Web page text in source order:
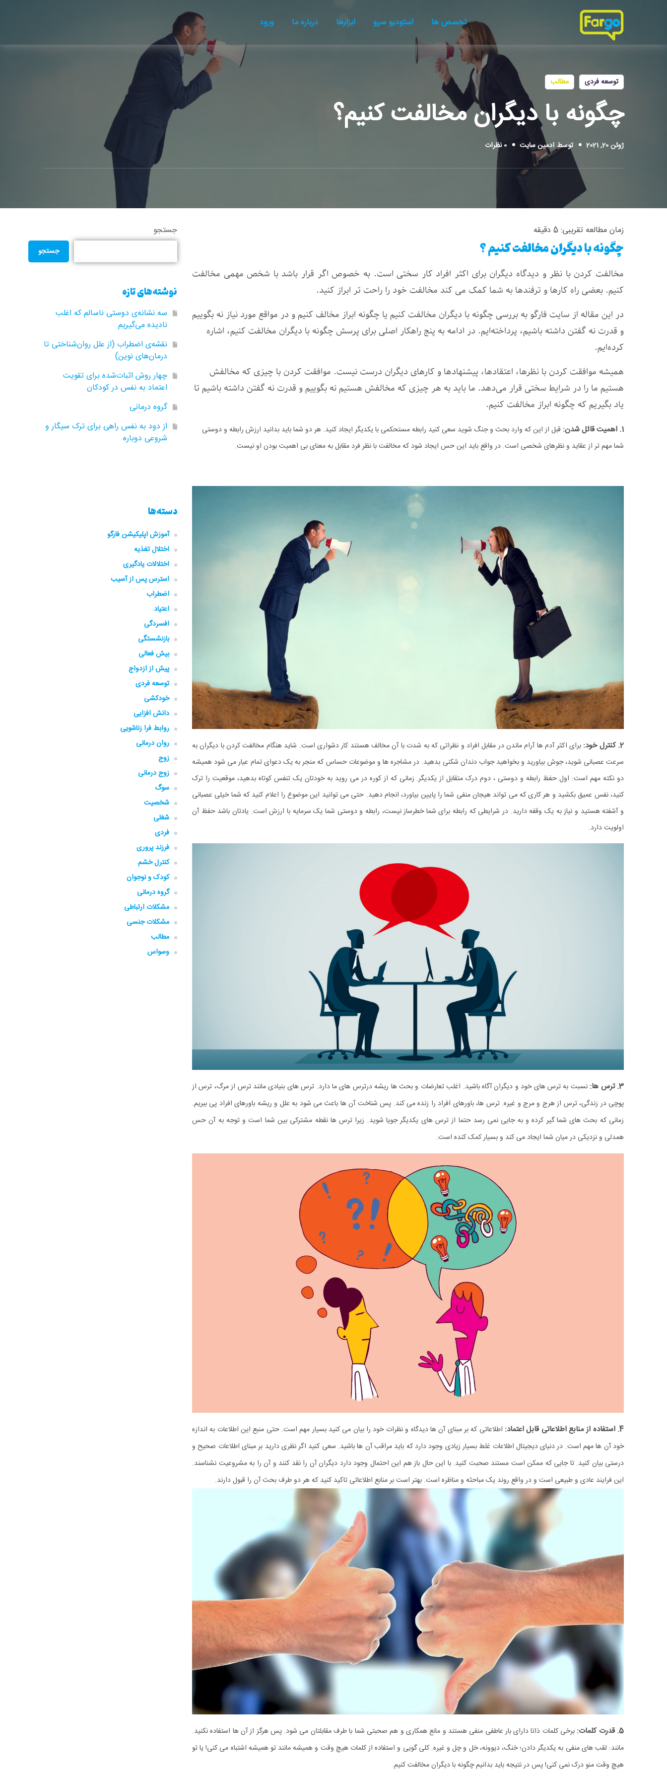
تخصص ها استودیو سرو ابزارها درباره ما ورود
توسعه فردی مطالب
چگونه با دیگران مخالفت کنیم؟
ژوئن 20, 2021 توسطادمین سایت 0 نظرات
زمان مطالعه تقریبی: 5 دقیقه
چگونه با دیگران مخالفت کنیم ؟
مخالفت کردن با نظر و دیدگاه دیگران برای اکثر افراد کار سختی است. به خصوص اگر قرار باشد با شخص مهمی مخالفت
کنیم. بعضی راه ‌کارها و ترفندها به شما کمک می ‌کند مخالفت خود را راحت ‌تر ابراز کنید.
در این مقاله از سایت فارگو به بررسی چگونه با دیگران مخالفت کنیم یا چگونه ابراز مخالف کنیم و در مواقع مورد نیاز نه بگوییم
و قدرت نه گفتن داشته باشیم، پرداخته‌ایم. در ادامه به پنج راهکار اصلی برای پرسش چگونه با دیگران مخالفت کنیم، اشاره
کرده‌ایم.
همیشه موافقت کردن با نظرها، اعتقادها، پیشنهادها و کارهای دیگران درست نیست. موافقت کردن با چیزی که مخالفش
هستیم ما را در شرایط سختی قرار می‌دهد. ما باید به هر چیزی که مخالفش هستیم نه بگوییم و قدرت نه گفتن داشته باشیم تا
یاد بگیریم که چگونه ابراز مخالفت کنیم.
1. اهمیت قائل شدن:
قبل از این که وارد بحث و جنگ شوید سعی کنید رابطه مستحکمی با یکدیگر ایجاد کنید. هر دو شما باید بدانید ارزش رابطه و دوستی
شما مهم ‌‎تر از عقاید و نظرهای شخصی است. در واقع باید این حس ایجاد شود که مخالفت با نظر فرد مقابل به معنای بی ‌اهمیت بودن او نیست.
2. کنترل خود:
برای اکثر آدم‌ ها آرام ماندن در مقابل افراد و نظراتی که به شدت با آن مخالف هستند کار دشواری است. شاید هنگام مخالفت کردن با دیگران به
سرعت عصبانی شوید،‌ جوش بیاورید و بخواهید جواب دندان شکنی بدهید. در مشاجره‌ ها و موضوعات حساس که منجر به یک دعوای تمام عیار می ‌شود همیشه
دو نکته مهم است: اول حفظ رابطه و دوستی ، دوم درک متقابل از یکدیگر. زمانی که از کوره در می ‌روید به خودتان یک تنفس کوتاه بدهید، موقعیت را ترک
کنید، نفس عمیق بکشید و هر کاری که می ‌تواند هیجان منفی شما را پایین بیاورد، انجام دهید. حتی می‌ توانید این موضوع را اعلام کنید که شما خیلی عصبانی
و آشفته هستید و نیاز به یک وقفه دارید. در شرایطی که رابطه برای شما خطرساز نیست، رابطه و دوستی شما یک سرمایه با ارزش است. یادتان باشد حفظ آن
اولویت دارد.
3. ترس‌ ها:
نسبت به ترس ‌های خود و دیگران آگاه باشید. اغلب تعارضات و بحث ‌ها ریشه درترس‌ های ما دارد. ترس ‌های بنیادی مانند ترس از مرگ، ترس از
پوچی در زندگی، ترس از هرج و مرج و غیره. ترس ‌ها، باورهای افراد را زنده می کند. پس شناخت آن‌ ها باعث می ‌شود به علل و ریشه باورهای افراد پی ببریم.
زمانی که بحث ‌های شما گیر کرده و به جایی نمی‌ رسد حتما از ترس ‌های یکدیگر جویا شوید. زیرا ترس ‌ها نقطه مشترکی بین شما است و توجه به آن حس
همدلی و نزدیکی در میان شما ایجاد می‌ کند و بسیار کمک کنده است.
4. استفاده از منابع اطلاعاتی قابل اعتماد:
اطلاعاتی که بر مبنای آن ‌ها دیدگاه و نظرات خود را بیان می ‌کنید بسیار مهم است. حتی منبع این اطلاعات به اندازه
خود آن ‌ها مهم است. در دنیای دیجیتال اطلاعات غلط بسیار زیادی وجود دارد که باید مراقب آن‌ ها باشید. سعی کنید اگر نظری دارید بر مبنای اطلاعات صحیح و
درستی بیان کنید. تا جایی که ممکن است مستند صحبت کنید. با این حال باز هم این احتمال وجود دارد دیگران آن را نقد کنند و آن را به مشروعیت نشناسند.
این فرایند عادی و طبیعی است و در واقع روند یک مباحثه و ‌مناظره است. بهتر است بر منابع اطلاعاتی تاکید کنید که هر دو طرف بحث آن را قبول دارند.
5. قدرت کلمات:
برخی کلمات ذاتا دارای بار عاطفی منفی هستند و مانع همکاری و هم ‌صحبتی شما با طرف مقابلتان می ‌شود. پس هرگز از آن ‌ها استفاده نکنید.
مانند: لقب های منفی به یکدیگر دادن؛ خنگ، دیوونه، خل و چل و غیره. کلی گویی و استفاده از کلمات هیچ وقت و همیشه مانند تو همیشه اشتباه می ‌کنی! یا تو
هیچ وقت منو درک نمی ‌کنی! پس در نتیجه باید بدانیم چگونه با دیگران مخالفت کنیم.
جستجو
جستجو
نوشته‌های تازه
سه نشانه‌ی دوستی ناسالم که اغلب
نادیده می‌گیریم
نقشه‌ی اضطراب (از علل روان‌شناختی تا
درمان‌های نوین)
چهار روش اثبات‌شده برای تقویت
اعتماد به نفس در کودکان
گروه‌ درمانی
از دود به نفس راهی برای ترک سیگار و
شروعی دوباره
دسته‌ها
آموزش اپلیکیشن فارگو
اختلال تغذیه
اختلالات یادگیری
استرس پس از آسیب
اضطراب
اعتیاد
افسردگی
بازنشستگی
بیش فعالی
پیش از ازدواج
توسعه فردی
خودکشی
دانش افزایی
روابط فرا زناشویی
روان درمانی
زوج
زوج درمانی
سوگ
شخصیت
شغلی
فردی
فرزند پروری
کنترل خشم
کودک و نوجوان
گروه‌ درمانی
مشکلات ارتباطی
مشکلات جنسی
مطالب
وسواس